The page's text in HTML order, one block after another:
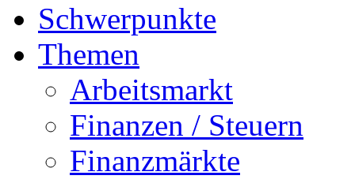
Schwerpunkte
Themen
Arbeitsmarkt
Finanzen / Steuern
Finanzmärkte